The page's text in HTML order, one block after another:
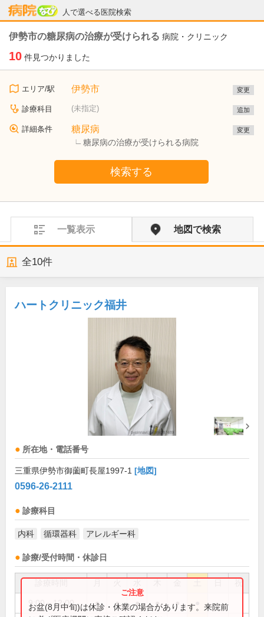
人で選べる医院検索
病院なび
伊勢市の糖尿病の治療が受けられる 病院・クリニック
10 件見つかりました
エリア/駅 伊勢市 変更
診療科目 (未指定) 追加
詳細条件 糖尿病
糖尿病の治療が受けられる病院
変更
検索する
一覧表示 地図で検索
全10件
ハートクリニック福井
所在地・電話番号
三重県伊勢市御薗町長屋1997-1 [地図]
0596-26-2111
診療科目
内科 循環器科 アレルギー科
診療/受付時間・休診日
祝
9:00～12:00 ● ● ● ● ●
お盆(8月中旬)は休診・休業の場合があります。来院前